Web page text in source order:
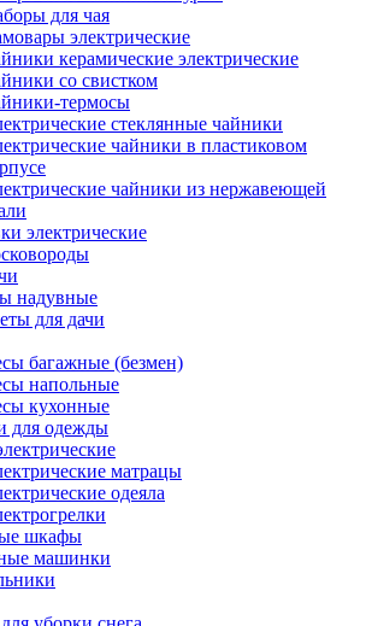
для чая
электрические
керамические электрические
со свистком
термосы
стеклянные чайники
чайники в пластиковом
чайники из нержавеющей
электрические
надувные
для дачи
багажные (безмен)
напольные
кухонные
для одежды
матрацы
одеяла
шкафы
машинки